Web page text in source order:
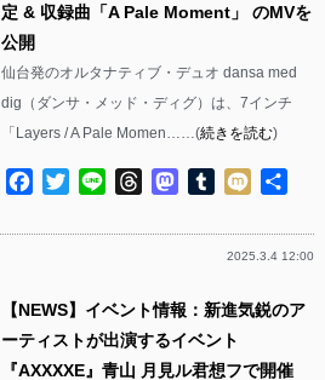
定 & 収録曲「A Pale Moment」 のMVを
公開
仙台発のオルタナティブ・デュオ dansa med
dig（ダンサ・メッド・ディグ）は、7インチ
「Layers / A Pale Momen……(続きを読む)
Facebook
TwitterLine ThreadsMastodon
Tumblr
Mixi
2025.3.4 12:00
【NEWS】イベント情報：新進気鋭のア
ーティストが出演するイベント
『AXXXXE』青山 月見ル君想フで開催